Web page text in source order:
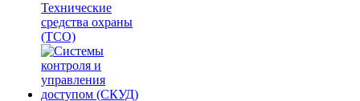
Технические
средства охраны
(ТСО)